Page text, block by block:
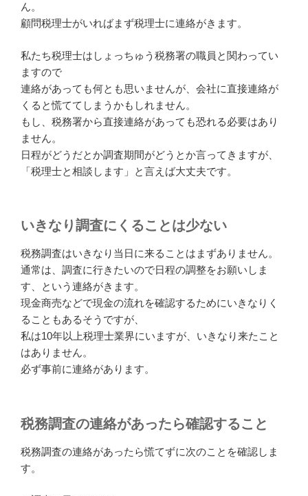
ん。
顧問税理士がいればまず税理士に連絡がきます。
私たち税理士はしょっちゅう税務署の職員と関わってい
ますので
連絡があっても何とも思いませんが、会社に直接連絡が
くると慌ててしまうかもしれません。
もし、税務署から直接連絡があっても恐れる必要はあり
ません。
日程がどうだとか調査期間がどうとか言ってきますが、
「税理士と相談します」と言えば大丈夫です。
いきなり調査にくることは少ない
税務調査はいきなり当日に来ることはまずありません。
通常は、調査に行きたいので日程の調整をお願いしま
す、という連絡がきます。
現金商売などで現金の流れを確認するためにいきなりく
ることもあるそうですが、
私は10年以上税理士業界にいますが、いきなり来たこと
はありません。
必ず事前に連絡があります。
税務調査の連絡があったら確認すること
税務調査の連絡があったら慌てずに次のことを確認しま
す。